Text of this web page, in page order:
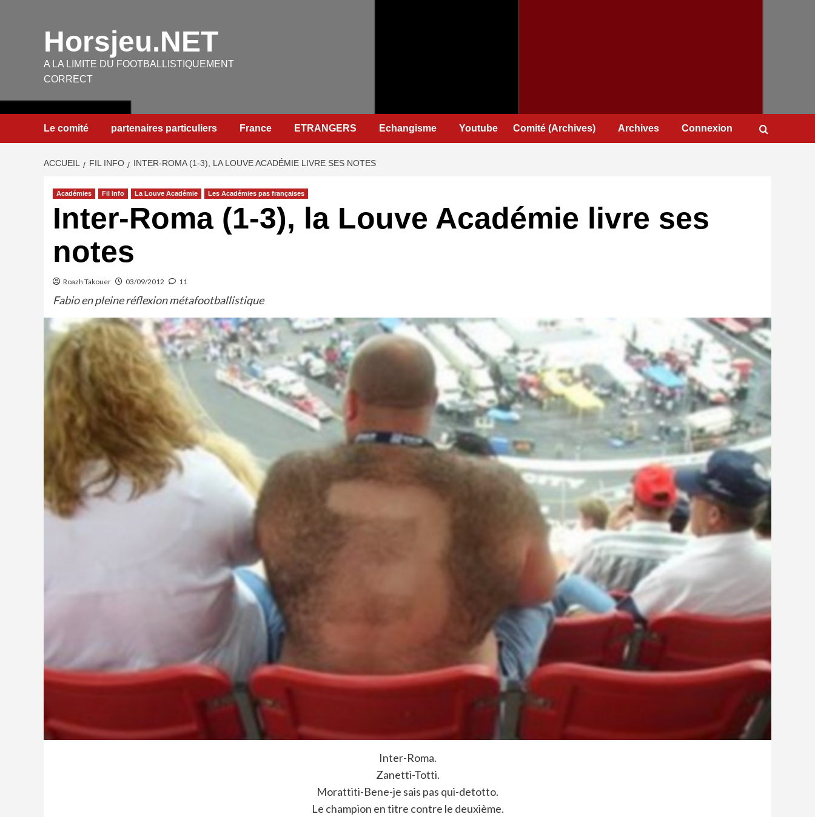
Horsjeu.NET
A LA LIMITE DU FOOTBALLISTIQUEMENT
CORRECT
Le comité partenaires particuliers France ETRANGERS Echangisme Youtube Comité (Archives) Archives Connexion
ACCUEIL FIL INFO INTER-ROMA (1-3), LA LOUVE ACADÉMIE LIVRE SES NOTES
Académies Fil Info La Louve Académie Les Académies pas françaises
Inter-Roma (1-3), la Louve Académie livre ses
notes
Roazh Takouer 03/09/2012 11
Fabio en pleine réflexion métafootballistique
Inter-Roma.
Zanetti-Totti.
Morattiti-Bene-je sais pas qui-detotto.
Le champion en titre contre le deuxième.